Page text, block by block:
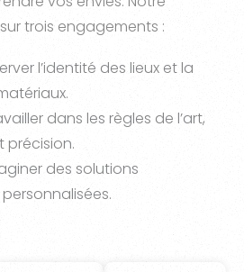
trois engagements :
l’identité des lieux et la
dans les règles de l’art,
précision.
des solutions